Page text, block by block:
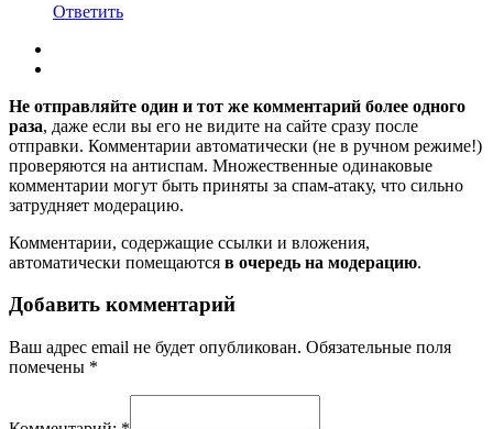
Ответить
Не отправляйте один и тот же комментарий более одного
раза, даже если вы его не видите на сайте сразу после
отправки. Комментарии автоматически (не в ручном режиме!)
проверяются на антиспам. Множественные одинаковые
комментарии могут быть приняты за спам-атаку, что сильно
затрудняет модерацию.
Комментарии, содержащие ссылки и вложения,
автоматически помещаются в очередь на модерацию.
Добавить комментарий
Ваш адрес email не будет опубликован. Обязательные поля
помечены *